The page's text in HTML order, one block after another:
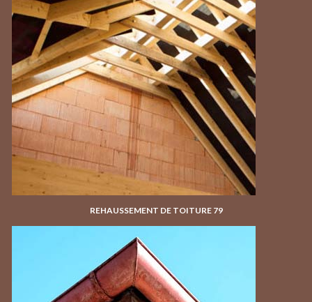
REHAUSSEMENT DE TOITURE 79